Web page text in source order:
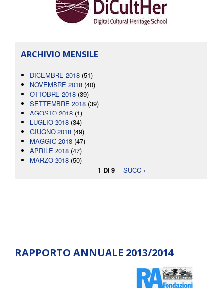
ARCHIVIO MENSILE
DICEMBRE 2018 (51)
NOVEMBRE 2018 (40)
OTTOBRE 2018 (39)
SETTEMBRE 2018 (39)
AGOSTO 2018 (1)
LUGLIO 2018 (34)
GIUGNO 2018 (49)
MAGGIO 2018 (47)
APRILE 2018 (47)
MARZO 2018 (50)
1 DI 9
SUCC ›
RAPPORTO ANNUALE 2013/2014